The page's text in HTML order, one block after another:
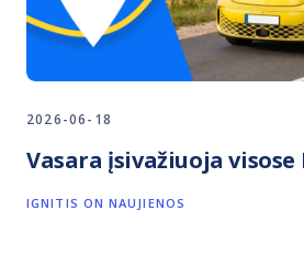
2026-06-18
Vasara įsivažiuoja
IGNITIS ON NAUJIENOS